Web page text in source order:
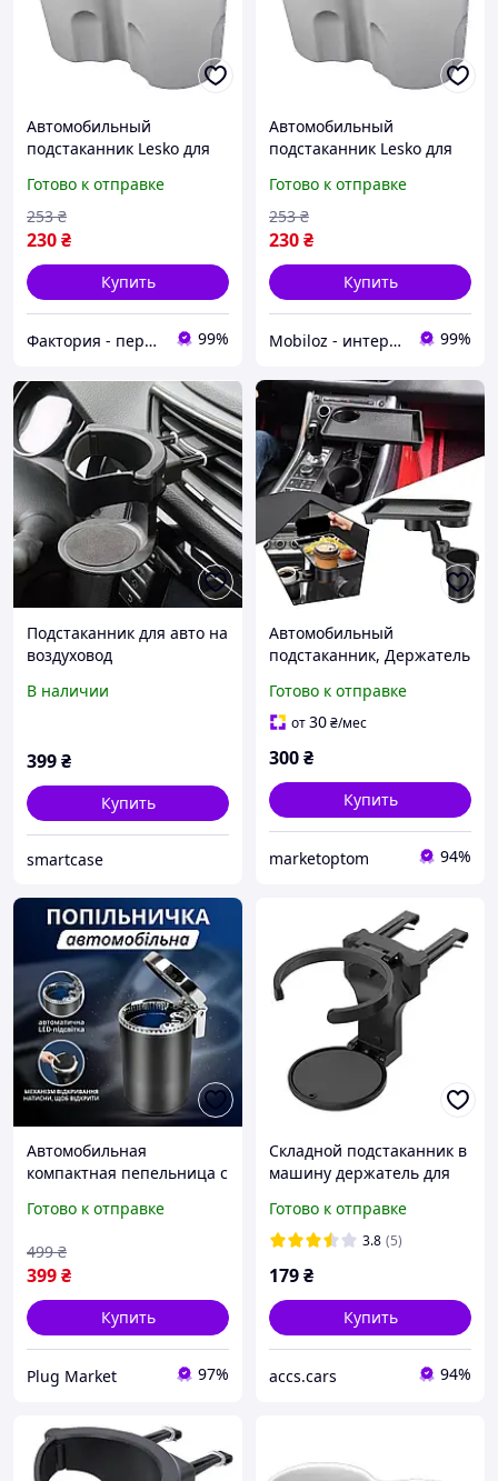
Автомобильный
подстаканник Lesko для
держатель силиконовый
нескользящий
Готово к отправке
230₴
253 ₴
Купить
Фактория - персональная техника 99%
Автомобильный
подстаканник Lesko для
держатель силиконовый
нескользящий 4шт
Готово к отправке
230₴
253 ₴
Купить
Mobiloz - интернет-магазин Мобилоз 99%
Подстаканник для авто на
воздуховод
В наличии
399₴
Купить
smartcase
Автомобильный
подстаканник, Держатель
Подстаканник со
столиком,
для еды
Готово к отправке
от30₴/мес
300₴
Купить
marketoptom 94%
Автомобильная
компактная пепельница с
герметичная, для
универсальный вариант
Готово к отправке
399₴
499 ₴
Купить
Plug Market 97%
Складной подстаканник в
машину держатель для
Универсальный
автомобильный
Готово к отправке
3.8 (5)
179₴
Купить
accs.cars 94%